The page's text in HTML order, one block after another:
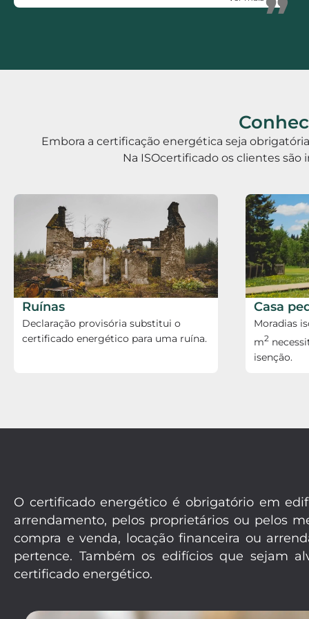
”
Rápidos, Eficientes, polivalentes e Honestos.
Embora a certificação energética seja
Na ISOcertificado os clientes
Ruínas
Declaração provisória substitui o
certificado energético para uma ruína.
Casa
Moradias
m2
isenção.
O certificado energético é obrigatório em
arrendamento, pelos proprietários ou pelos
compra e venda, locação financeira ou
pertence. Também os edifícios que sejam
certificado energético.